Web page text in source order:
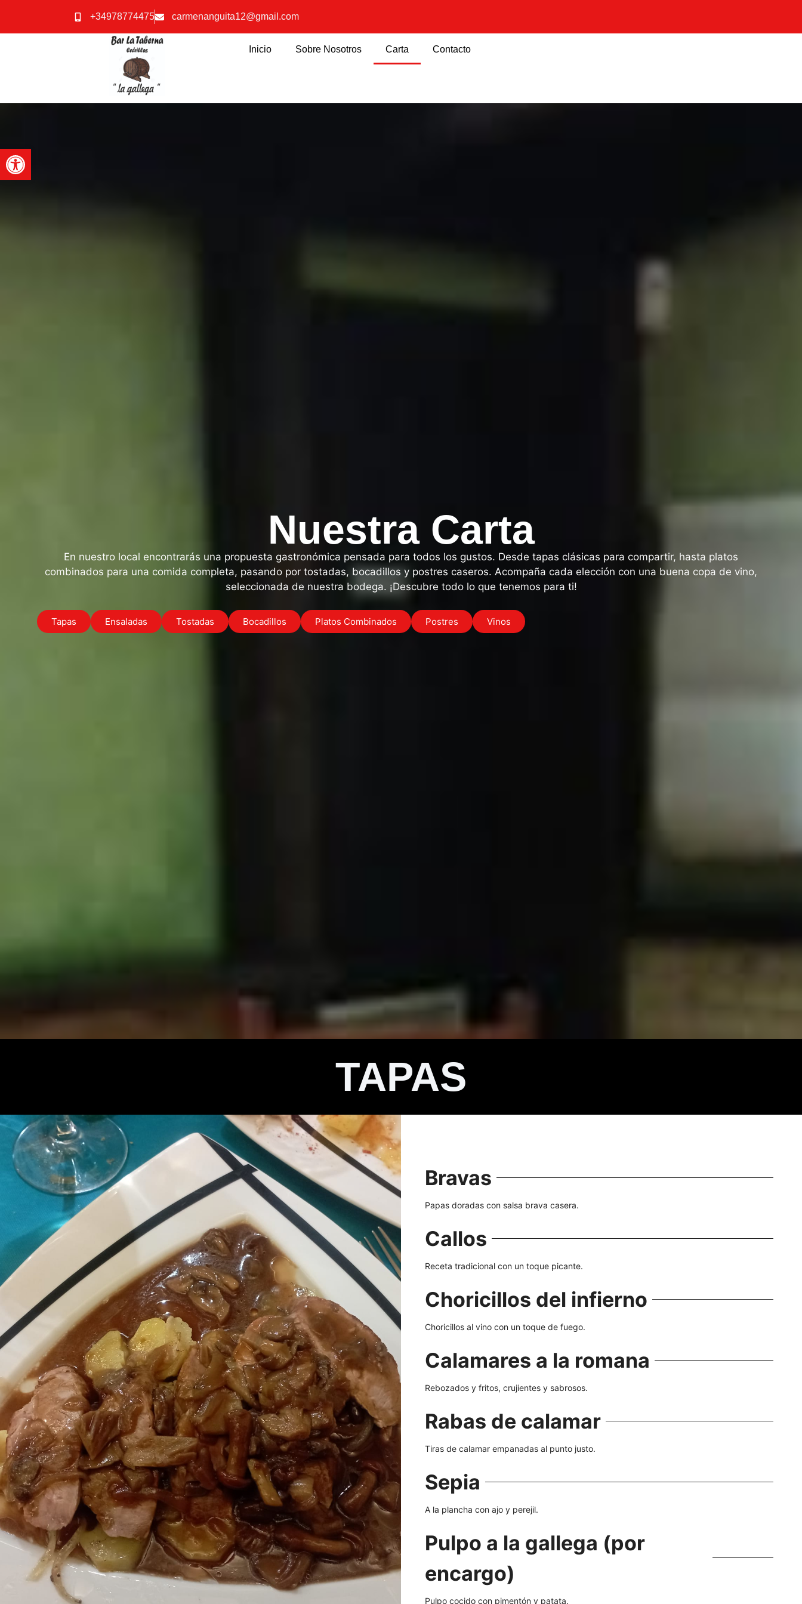
Abrir barra de herramientas
+34978774475 carmenanguita12@gmail.com
Inicio Sobre Nosotros Carta Contacto
Nuestra Carta
En nuestro local encontrarás una propuesta gastronómica pensada para todos los gustos. Desde tapas clásicas para compartir, hasta platos
combinados para una comida completa, pasando por tostadas, bocadillos y postres caseros. Acompaña cada elección con una buena copa de vino,
seleccionada de nuestra bodega. ¡Descubre todo lo que tenemos para ti!
Tapas Ensaladas Tostadas Bocadillos Platos Combinados Postres Vinos
TAPAS
Bravas
Papas doradas con salsa brava casera.
Callos
Receta tradicional con un toque picante.
Choricillos del infierno
Choricillos al vino con un toque de fuego.
Calamares a la romana
Rebozados y fritos, crujientes y sabrosos.
Rabas de calamar
Tiras de calamar empanadas al punto justo.
Sepia
A la plancha con ajo y perejil.
Pulpo a la gallega (por
encargo)
Pulpo cocido con pimentón y patata.